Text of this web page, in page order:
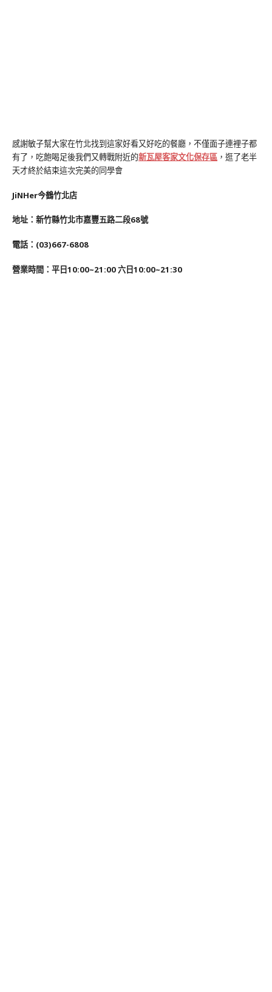
感謝敏子幫大家在竹北找到這家好看又好吃的餐廳，不僅面子連裡子都
有了，吃飽喝足後我們又轉戰附近的新瓦屋客家文化保存區 ，逛了老半
天才終於結束這次完美的同學會
JiNHer今鶴竹北店
地址：新竹縣竹北市嘉豐五路二段68號
電話：(03)667-6808
營業時間：平日10:00~21:00 六日10:00~21:30